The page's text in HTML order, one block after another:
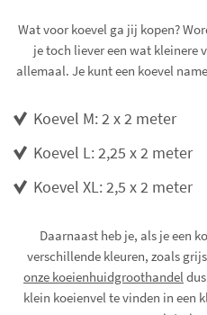
Wat voor koevel ga jij kopen?
je toch liever een wat kleinere
allemaal. Je kunt een koevel
Koevel M: 2 x 2 meter
Koevel L: 2,25 x 2 meter
Koevel XL: 2,5 x 2 meter
Daarnaast heb je, als je een
verschillende kleuren, zoals
onze koeienhuidgroothandel
klein koeienvel te vinden in een